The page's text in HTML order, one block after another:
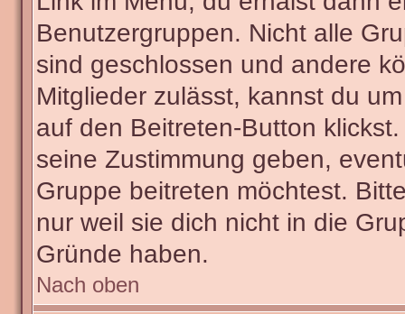
Benutzergruppen. Nicht alle
sind geschlossen und andere
Mitglieder zulässt, kannst du
auf den Beitreten-Button
seine Zustimmung geben,
Gruppe beitreten möchtest.
nur weil sie dich nicht in die
Gründe haben.
Nach oben